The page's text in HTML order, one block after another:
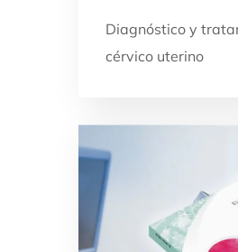
Diagnóstico y
cérvico uterino